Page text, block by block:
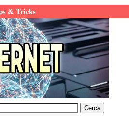
& Tricks